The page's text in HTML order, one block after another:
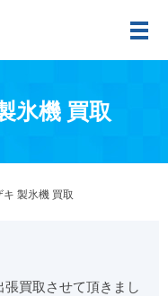
メ
氷機 買取
キ 製氷機 買取
買取させて頂きまし